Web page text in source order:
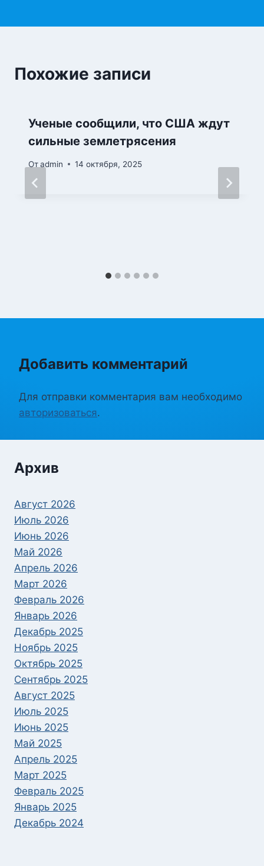
Похожие записи
Ученые сообщили, что США ждут
сильные землетрясения
Отadmin 14 октября, 2025
Добавить комментарий
Для отправки комментария вам необходимо
авторизоваться.
Архив
Август 2026
Июль 2026
Июнь 2026
Май 2026
Апрель 2026
Март 2026
Февраль 2026
Январь 2026
Декабрь 2025
Ноябрь 2025
Октябрь 2025
Сентябрь 2025
Август 2025
Июль 2025
Июнь 2025
Май 2025
Апрель 2025
Март 2025
Февраль 2025
Январь 2025
Декабрь 2024